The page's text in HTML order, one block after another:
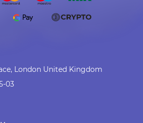
London United Kingdom
03